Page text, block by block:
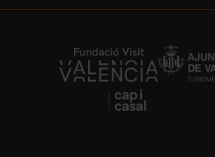
https://